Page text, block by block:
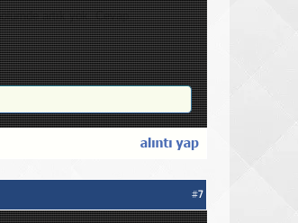
artık yok. Cevap
#7